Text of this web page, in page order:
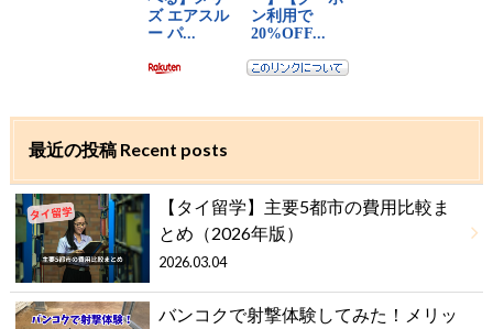
最近の投稿 Recent posts
【タイ留学】主要5都市の費用比較ま
とめ（2026年版）
2026.03.04
バンコクで射撃体験してみた！メリッ